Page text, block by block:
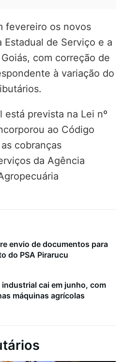
fevereiro os novos
Estadual de Serviço e a
com correção de
à variação do
está prevista na Lei nº
ao Código
cobranças
da Agência
envio de documentos para
do PSA Pirarucu
industrial cai em junho, com
máquinas agrícolas